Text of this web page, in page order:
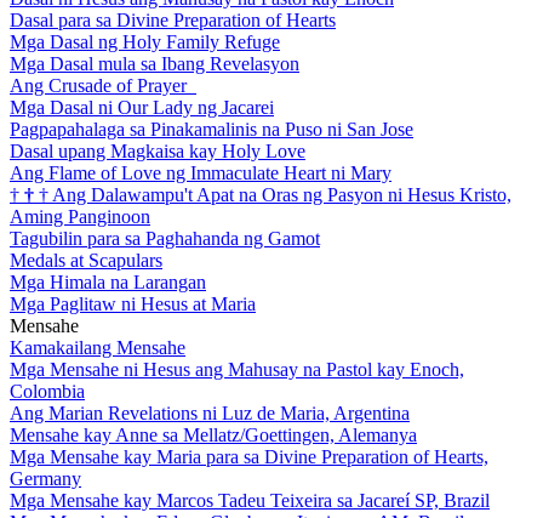
Dasal para sa Divine Preparation of Hearts
Mga Dasal ng Holy Family Refuge
Mga Dasal mula sa Ibang Revelasyon
Ang Crusade of Prayer
Mga Dasal ni Our Lady ng Jacarei
Pagpapahalaga sa Pinakamalinis na Puso ni San Jose
Dasal upang Magkaisa kay Holy Love
Ang Flame of Love ng Immaculate Heart ni Mary
† † † Ang Dalawampu't Apat na Oras ng Pasyon ni Hesus Kristo,
Aming Panginoon
Tagubilin para sa Paghahanda ng Gamot
Medals at Scapulars
Mga Himala na Larangan
Mga Paglitaw ni Hesus at Maria
Mensahe
Kamakailang Mensahe
Mga Mensahe ni Hesus ang Mahusay na Pastol kay Enoch,
Colombia
Ang Marian Revelations ni Luz de Maria, Argentina
Mensahe kay Anne sa Mellatz/Goettingen, Alemanya
Mga Mensahe kay Maria para sa Divine Preparation of Hearts,
Germany
Mga Mensahe kay Marcos Tadeu Teixeira sa Jacareí SP, Brazil